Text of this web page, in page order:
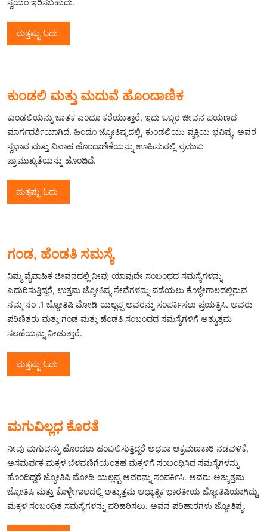
ಸ್ವಯಂ ಇರಿಸಬಹುದು.
ಮತ್ತಷ್ಟು ಓದು
ಕುಂಡಲಿ ಮತ್ತು ಮದುವೆ ಹೊಂದಾಣಿಕ
ಕುಂಡಲಿಯನ್ನು ಜಾತಕ ಎಂದೂ ಕರೆಯುತ್ತಾರೆ, ಇದು ಒಬ್ಬರ ಜೀವನ ಪಯಣದ
ಮಾರ್ಗದರ್ಶಿಯಾಗಿದೆ. ಹಿಂದೂ ಜ್ಯೋತಿಷ್ಯದಲ್ಲಿ, ಕುಂಡಲಿಯು ವ್ಯಕ್ತಿಯ ಭವಿಷ್ಯ, ಅವರ
ಸ್ವಭಾವ ಮತ್ತು ವಿವಾಹ ಹೊಂದಾಣಿಕೆಯನ್ನು ಊಹಿಸುವಲ್ಲಿ ಪ್ರಮುಖ
ಪ್ರಾಮುಖ್ಯತೆಯನ್ನು ಹೊಂದಿದೆ.
ಮತ್ತಷ್ಟು ಓದು
ಗಂಡ, ಹೆಂಡತಿ ಸಮಸ್ಯೆ
ನಿಮ್ಮ ವೈವಾಹಿಕ ಜೀವನದಲ್ಲಿ ನೀವು ಯಾವುದೇ ಸಂಬಂಧದ ಸಮಸ್ಯೆಗಳನ್ನು
ಎದುರಿಸುತ್ತಿದ್ದರೆ, ಉತ್ತಮ ಜ್ಯೋತಿಷ್ಯ ಸೇವೆಗಳನ್ನು ಪಡೆಯಲು ಕೊಳ್ಳೇಗಾಲದಲ್ಲಿರುವ
ನಮ್ಮ ನಂ .1 ಜ್ಯೋತಿಷಿ ಮೋಡಿ ಯಲ್ಲಪ್ಪ ಅವರನ್ನು ಸಂಪರ್ಕಿಸಲು ಪ್ರಯತ್ನಿಸಿ. ಅವರು
ಪರಿಣಿತರು ಮತ್ತು ಗಂಡ ಮತ್ತು ಹೆಂಡತಿ ಸಂಬಂಧದ ಸಮಸ್ಯೆಗಳಿಗೆ ಅತ್ಯುತ್ತಮ
ಸಲಹೆಯನ್ನು ನೀಡುತ್ತಾರೆ.
ಮತ್ತಷ್ಟು ಓದು
ಮಗುವಿಲ್ಲಧ ಕೊರತೆ
ನೀವು ಮಗುವನ್ನು ಹೊಂದಲು ಹಂಬಲಿಸುತ್ತಿದ್ದರೆ ಅಥವಾ ಆಕ್ರಮಣಕಾರಿ ನಡವಳಿಕೆ,
ಅಸಮರ್ಪಕ ಮಕ್ಕಳ ಬೆಳವಣಿಗೆಯಂತಹ ಮಕ್ಕಳಿಗೆ ಸಂಬಂಧಿಸಿದ ಸಮಸ್ಯೆಗಳನ್ನು
ಹೊಂದಿದ್ದರೆ ಜ್ಯೋತಿಷಿ ಮೋಡಿ ಯಲ್ಲಪ್ಪ ಅವರನ್ನು ಸಂಪರ್ಕಿಸಿ. ಅವರು ಅತ್ಯುತ್ತಮ
ಜ್ಯೋತಿಷಿ ಮತ್ತು ಕೊಳ್ಳೇಗಾಲದಲ್ಲಿ ಅತ್ಯುತ್ತಮ ಆಧ್ಯಾತ್ಮಿಕ ಭಾರತೀಯ ಜ್ಯೋತಿಷಿಯಾಗಿದ್ದು,
ಮಕ್ಕಳ ಸಂಬಂಧಿತ ಸಮಸ್ಯೆಗಳನ್ನು ಪರಿಹರಿಸಲು. ಅವನ ಪರಿಹಾರಗಳು ಜ್ಯೋತಿಷ್ಯ.